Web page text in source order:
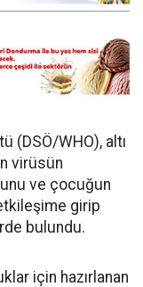
(DSÖ/WHO), altı
virüsün
ve çocuğun
girip
bulundu.
için hazırlanan